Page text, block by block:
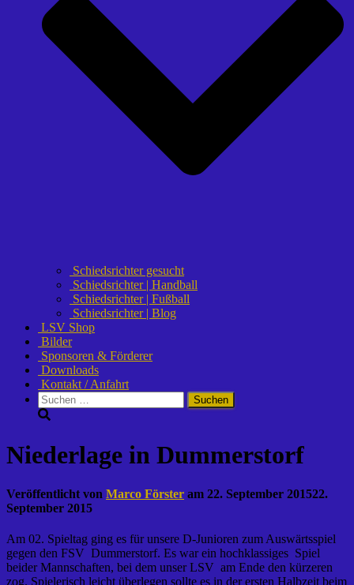
Schiedsrichter gesucht
Schiedsrichter | Handball
Schiedsrichter | Fußball
Schiedsrichter | Blog
LSV Shop
Bilder
Sponsoren & Förderer
Downloads
Kontakt / Anfahrt
Suchen
nach:
Niederlage in Dummerstorf
Veröffentlicht von Marco Förster am 22. September 201522.
September 2015
Am 02. Spieltag ging es für unsere D-Junioren zum Auswärtsspiel
gegen den FSV Dummerstorf. Es war ein hochklassiges Spiel
beider Mannschaften, bei dem unser LSV am Ende den kürzeren
zog. Spielerisch leicht überlegen sollte es in der ersten Halbzeit beim